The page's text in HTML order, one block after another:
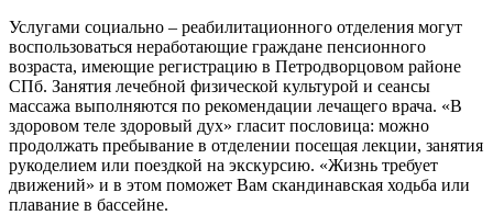
Услугами социально – реабилитационного отделения могут
воспользоваться неработающие граждане пенсионного
возраста, имеющие регистрацию в Петродворцовом районе
СПб. Занятия лечебной физической культурой и сеансы
массажа выполняются по рекомендации лечащего врача. «В
здоровом теле здоровый дух» гласит пословица: можно
продолжать пребывание в отделении посещая лекции, занятия
рукоделием или поездкой на экскурсию. «Жизнь требует
движений» и в этом поможет Вам скандинавская ходьба или
плавание в бассейне.